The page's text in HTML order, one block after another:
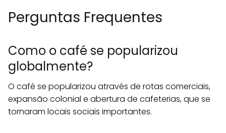
Perguntas Frequentes
Como o café se popularizou
globalmente?
O café se popularizou através de rotas comerciais,
expansão colonial e abertura de cafeterias, que se
tornaram locais sociais importantes.